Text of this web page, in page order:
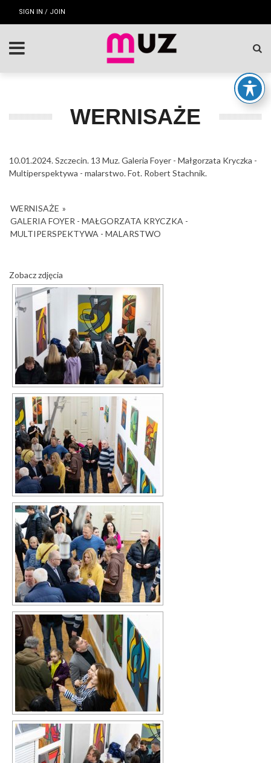
SIGN IN / JOIN
WERNISAŻE
10.01.2024. Szczecin. 13 Muz. Galeria Foyer - Małgorzata Kryczka -
Multiperspektywa - malarstwo. Fot. Robert Stachnik.
WERNISAŻE »
GALERIA FOYER - MAŁGORZATA KRYCZKA -
MULTIPERSPEKTYWA - MALARSTWO
Zobacz zdjęcia